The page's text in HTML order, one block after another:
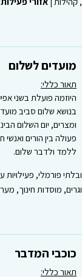
מועדים לשלום
תאור כללי:
היוזמה פועלת בשני
בנושא שלום סביב
ומצרים, יום השלום
פעולה בין הורים
ללמד ולדבר שלום.
פורמלי,
מוסדות חינוך,
כוכבי המדבר
תאור כללי: